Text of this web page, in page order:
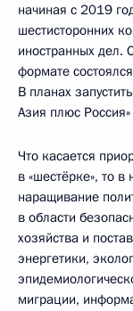
начиная с 2019
шестисторонних
иностранных дел.
формате
В планах
Азия плюс
Что касается
в «шестёрке», то
наращивание
в области
хозяйства и
энергетики,
миграции,